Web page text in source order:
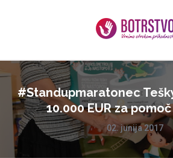
#Standupmaratonec
10.000 EUR za
02. junija 2017